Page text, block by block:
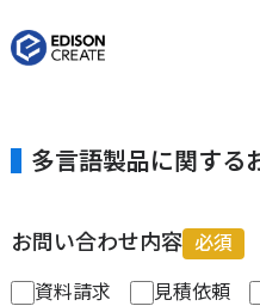
多言語製品に関する
お問い合わせ内容 必須
資料請求 見積依頼